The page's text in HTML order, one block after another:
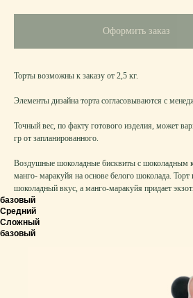
Оформить заказ
Торты возможны к заказу от 2,5 кг.
Элементы дизайна торта согласовываются с
Точный вес, по факту готового изделия, может
гр от запланированного.
Воздушные шоколадные бисквиты с шоколадным
манго- маракуйя на основе белого шоколада.
шоколадный вкус, а манго-маракуйя придает
базовый
Средний
Сложный
базовый